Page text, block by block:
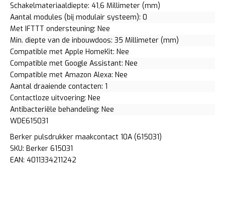
Schakelmateriaaldiepte: 41,6 Millimeter (mm)
Aantal modules (bij modulair systeem): 0
Met IFTTT ondersteuning: Nee
Min. diepte van de inbouwdoos: 35 Millimeter (mm)
Compatible met Apple HomeKit: Nee
Compatible met Google Assistant: Nee
Compatible met Amazon Alexa: Nee
Aantal draaiende contacten: 1
Contactloze uitvoering: Nee
Antibacteriële behandeling: Nee
WDE615031
Berker pulsdrukker maakcontact 10A (615031)
SKU: Berker 615031
EAN: 4011334211242